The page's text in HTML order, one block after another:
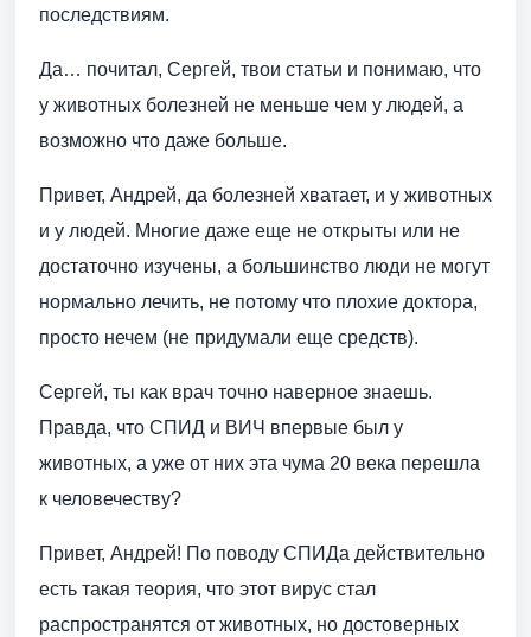
последствиям.
Да… почитал, Сергей, твои статьи и понимаю, что
у животных болезней не меньше чем у людей, а
возможно что даже больше.
Привет, Андрей, да болезней хватает, и у животных
и у людей. Многие даже еще не открыты или не
достаточно изучены, а большинство люди не могут
нормально лечить, не потому что плохие доктора,
просто нечем (не придумали еще средств).
Сергей, ты как врач точно наверное знаешь.
Правда, что СПИД и ВИЧ впервые был у
животных, а уже от них эта чума 20 века перешла
к человечеству?
Привет, Андрей! По поводу СПИДа действительно
есть такая теория, что этот вирус стал
распространятся от животных, но достоверных